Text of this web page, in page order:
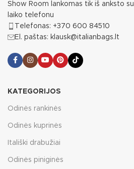
Show Room lankomas tik iš anksto
laiko telefonu
Telefonas: +370 600 84510
El. paštas: klausk@italianbags.lt
KATEGORIJOS
Odinės rankinės
Odinės kuprinės
Itališki drabužiai
Odinės piniginės